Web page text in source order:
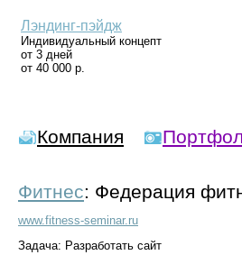
Лэндинг-пэйдж
Индивидуальный концепт
от 3 дней
от 40 000 р.
Компания
Фитнес: Федерация
www.fitness-seminar.ru
Задача: Разработать сайт